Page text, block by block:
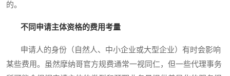
的。
不同申请主体资格的费用考量
申请人的身份（自然人、中小企业或大型企业）有时会影响
某些费用。虽然摩纳哥官方规费通常一视同仁，但一些代理事务